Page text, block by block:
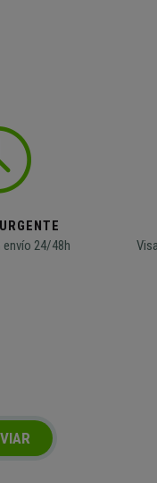
24/48h